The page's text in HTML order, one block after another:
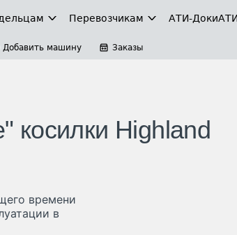
Перевозчикам АТИ-Доки
Добавить машину Заказы
косилки Highland
времени
в